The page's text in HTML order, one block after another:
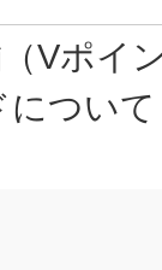
Vポイ
ついて